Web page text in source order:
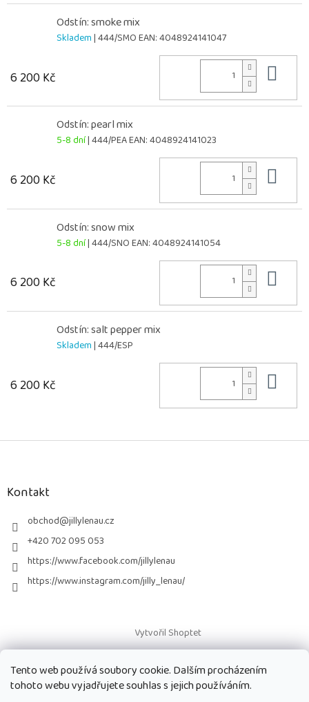
Tento web používá soubory cookie. Dalším procházením
tohoto webu vyjadřujete souhlas s jejich používáním.
Odstín: smoke mix
Skladem| 444/SMOEAN:4048924141047
6 200 Kč
Odstín: pearl mix
5-8 dní| 444/PEAEAN:4048924141023
6 200 Kč
Odstín: snow mix
5-8 dní| 444/SNOEAN:4048924141054
6 200 Kč
Odstín: salt pepper mix
Skladem| 444/ESP
6 200 Kč
Z
Kontakt
obchod@jillylenau.cz
+420 702 095 053
https://www.facebook.com/jillylenau
https://www.instagram.com/jilly_lenau/
Vytvořil Shoptet
Copyright 2026Paruky Jilly Lenau s.r.o.. Všechna práva vyhrazena.